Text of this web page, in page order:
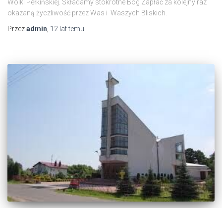
Wólki Pełkińskiej. Składamy stokrotne Bóg Zapłać za kolejny raz
okazaną życzliwość przez Was i Waszych Bliskich.
Przezadmin 12 lattemu